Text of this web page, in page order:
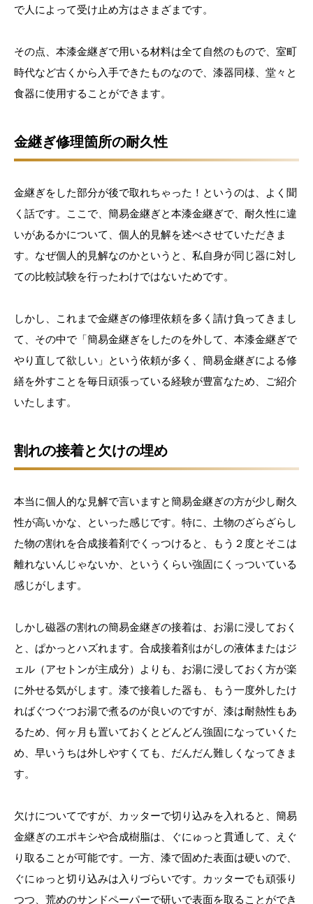
で人によって受け止め方はさまざまです。
その点、本漆金継ぎで用いる材料は全て自然のもので、室町
時代など古くから入手できたものなので、漆器同様、堂々と
食器に使用することができます。
金継ぎ修理箇所の耐久性
金継ぎをした部分が後で取れちゃった！というのは、よく聞
く話です。ここで、簡易金継ぎと本漆金継ぎで、耐久性に違
いがあるかについて、個人的見解を述べさせていただきま
す。なぜ個人的見解なのかというと、私自身が同じ器に対し
ての比較試験を行ったわけではないためです。
しかし、これまで金継ぎの修理依頼を多く請け負ってきまし
て、その中で「簡易金継ぎをしたのを外して、本漆金継ぎで
やり直して欲しい」という依頼が多く、簡易金継ぎによる修
繕を外すことを毎日頑張っている経験が豊富なため、ご紹介
いたします。
割れの接着と欠けの埋め
本当に個人的な見解で言いますと簡易金継ぎの方が少し耐久
性が高いかな、といった感じです。特に、土物のざらざらし
た物の割れを合成接着剤でくっつけると、もう２度とそこは
離れないんじゃないか、というくらい強固にくっついている
感じがします。
しかし磁器の割れの簡易金継ぎの接着は、お湯に浸しておく
と、ぱかっとハズれます。合成接着剤はがしの液体またはジ
ェル（アセトンが主成分）よりも、お湯に浸しておく方が楽
に外せる気がします。漆で接着した器も、もう一度外したけ
ればぐつぐつお湯で煮るのが良いのですが、漆は耐熱性もあ
るため、何ヶ月も置いておくとどんどん強固になっていくた
め、早いうちは外しやすくても、だんだん難しくなってきま
す。
欠けについてですが、カッターで切り込みを入れると、簡易
金継ぎのエポキシや合成樹脂は、ぐにゅっと貫通して、えぐ
り取ることが可能です。一方、漆で固めた表面は硬いので、
ぐにゅっと切り込みは入りづらいです。カッターでも頑張り
つつ、荒めのサンドペーパーで研いで表面を取ることができ